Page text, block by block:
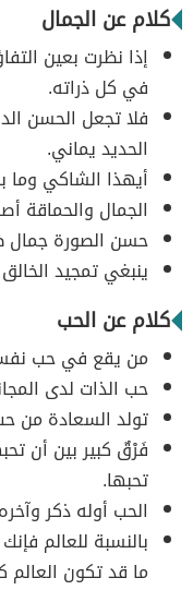
كلام عن الجمال
إذا نظرت بعين
في كل ذراته.
فلا تجعل الحسن
الحديد يماني.
أيهذا الشاكي وما
الجمال والحماقة
حسن الصورة جمال
ينبغي تمجيد
كلام عن الحب
من يقع في حب
حب الذات لدى
تولد السعادة من
فَرْقٌ كبير بين أن
تحبها.
الحب أوله ذكر
بالنسبة للعالم
ما قد تكون العالم